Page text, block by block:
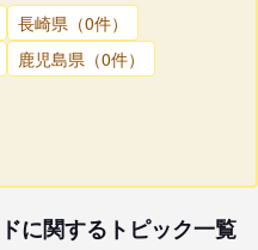
長崎県（0件）
鹿児島県（0件）
に関するトピック一覧